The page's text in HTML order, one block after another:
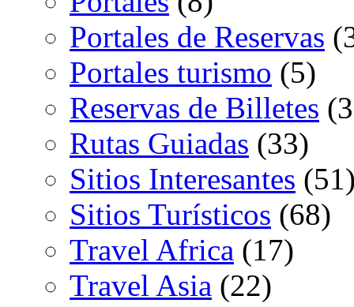
Portales de Reservas
Portales turismo (5)
Reservas de Billetes
Rutas Guiadas (33)
Sitios Interesantes
Sitios Turísticos (68)
Travel Africa (17)
Travel Asia (22)